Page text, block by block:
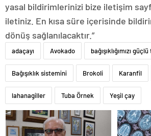
yasal bildirimlerinizi bize iletişim
iletiniz. En kısa süre içerisinde
dönüş sağlanılacaktır.”
adaçayı Avokado bağışıklığımızı
Bağışıklık sistemini Brokoli Karanfil
lahanagiller Tuba Örnek Yeşil çay